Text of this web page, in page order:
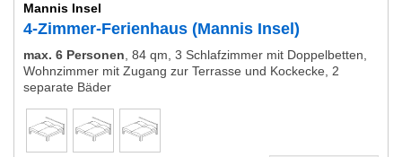
Mannis Insel
4-Zimmer-Ferienhaus (Mannis Insel)
max. 6 Personen 84 qm, 3 Schlafzimmer mit Doppelbetten,
Wohnzimmer mit Zugang zur Terrasse und Kockecke, 2
separate Bäder